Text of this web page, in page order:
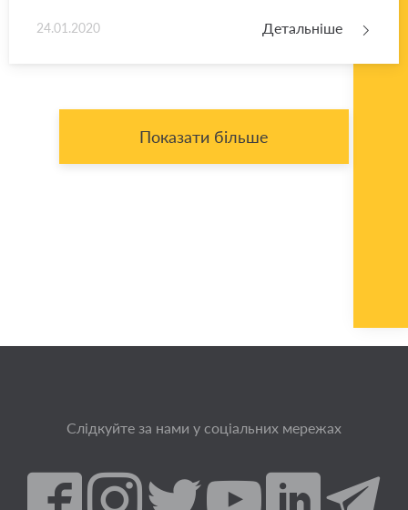
24.01.2020 Детальніше
Показати більше
Слідкуйте за нами у соціальних мережах